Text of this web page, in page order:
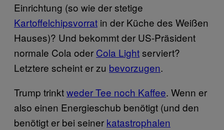
Einrichtung (so wie der stetige
Kartoffelchipsvorrat in der Küche des Weißen
Hauses)? Und bekommt der US-Präsident
normale Cola oder Cola Lightserviert?
Letztere scheint er zu bevorzugen.
Trump trinktweder Tee noch Kaffee. Wenn er
also einen Energieschub benötigt (und den
benötigt er bei seiner katastrophalen